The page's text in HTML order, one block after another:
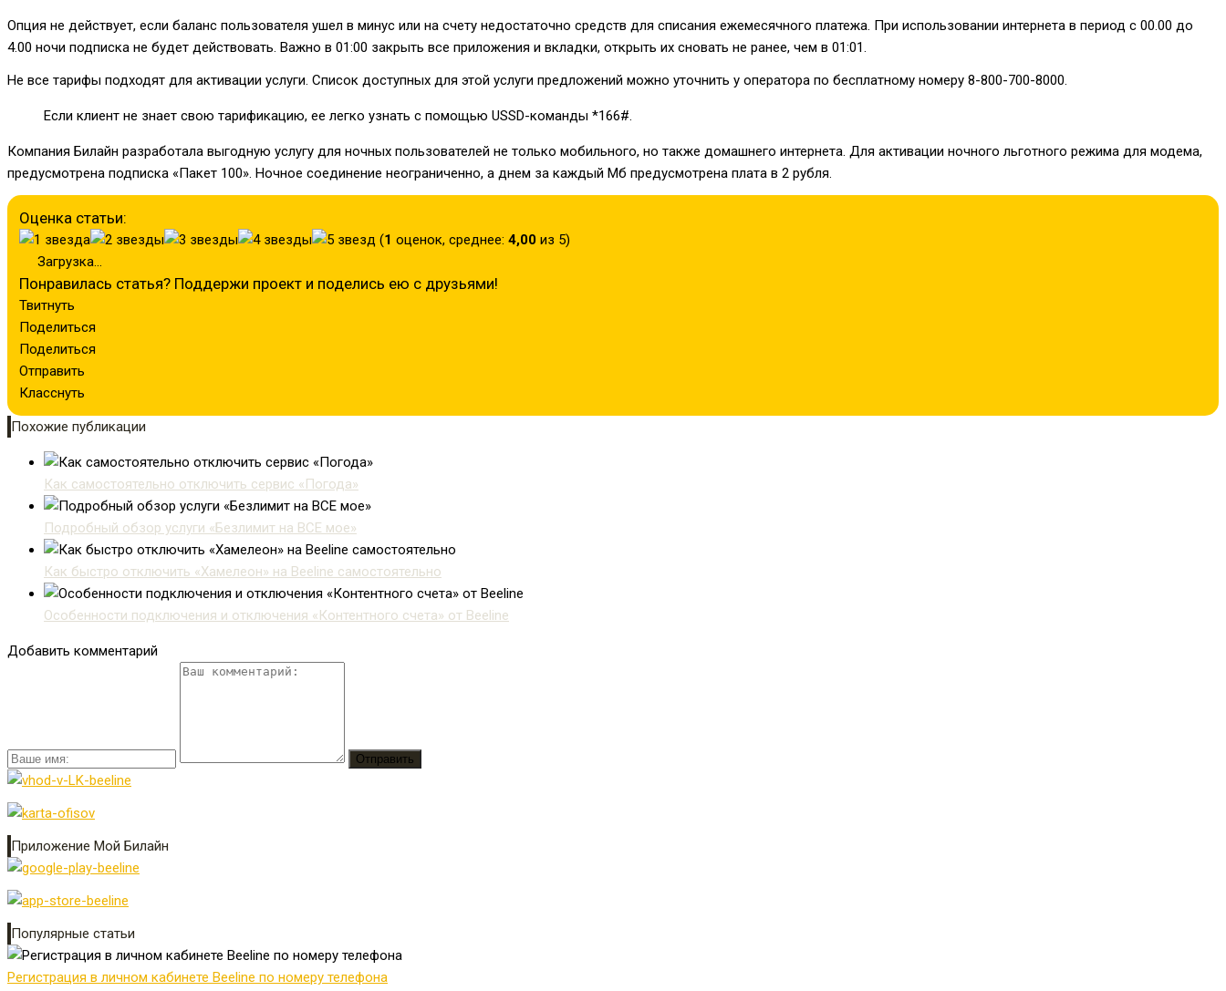
Опция не действует, если баланс пользователя ушел в минус или на счету недостаточно средств для списания ежемесячного платежа. При использовании интернета в период с 00.00 до
4.00 ночи подписка не будет действовать. Важно в 01:00 закрыть все приложения и вкладки, открыть их сновать не ранее, чем в 01:01.
Не все тарифы подходят для активации услуги. Список доступных для этой услуги предложений можно уточнить у оператора по бесплатному номеру 8-800-700-8000.
Если клиент не знает свою тарификацию, ее легко узнать с помощью USSD-команды *166#.
Компания Билайн разработала выгодную услугу для ночных пользователей не только мобильного, но также домашнего интернета. Для активации ночного льготного режима для модема,
предусмотрена подписка «Пакет 100». Ночное соединение неограниченно, а днем за каждый Мб предусмотрена плата в 2 рубля.
Оценка статьи:
(1 оценок, среднее: 4,00 из 5)
Загрузка...
Понравилась статья? Поддержи проект и поделись ею с друзьями!
Твитнуть
Поделиться
Поделиться
Отправить
Класснуть
Похожие публикации
Как самостоятельно отключить сервис «Погода»
Подробный обзор услуги «Безлимит на ВСЕ мое»
Как быстро отключить «Хамелеон» на Beeline самостоятельно
Особенности подключения и отключения «Контентного счета» от Beeline
Добавить комментарий
Приложение Мой Билайн
Популярные статьи
Регистрация в личном кабинете Beeline по номеру телефона